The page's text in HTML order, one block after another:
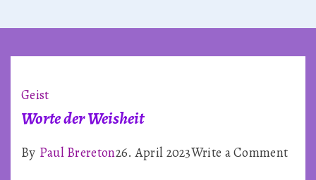
Geist
Worte der Weisheit
By Paul Brereton26. April 2023Write a Commenton